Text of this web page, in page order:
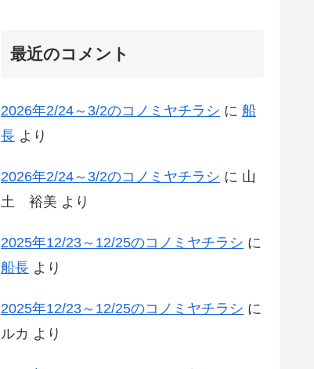
最近のコメント
2026年2/24～3/2のコノミヤチラシ に 船
長 より
2026年2/24～3/2のコノミヤチラシ に 山
土 裕美 より
2025年12/23～12/25のコノミヤチラシ に
船長 より
2025年12/23～12/25のコノミヤチラシ に
ルカ より